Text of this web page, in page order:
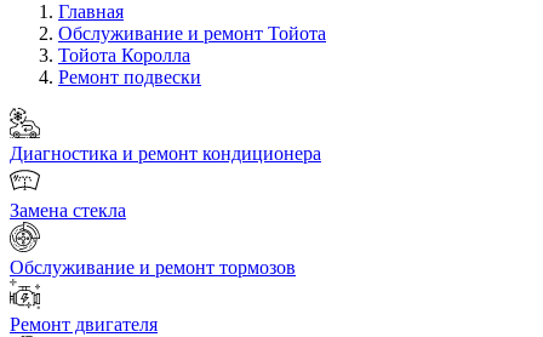
Главная
Обслуживание и ремонт Тойота
Тойота Королла
Ремонт подвески
Диагностика и ремонт кондиционера
Замена стекла
Обслуживание и ремонт тормозов
Ремонт двигателя